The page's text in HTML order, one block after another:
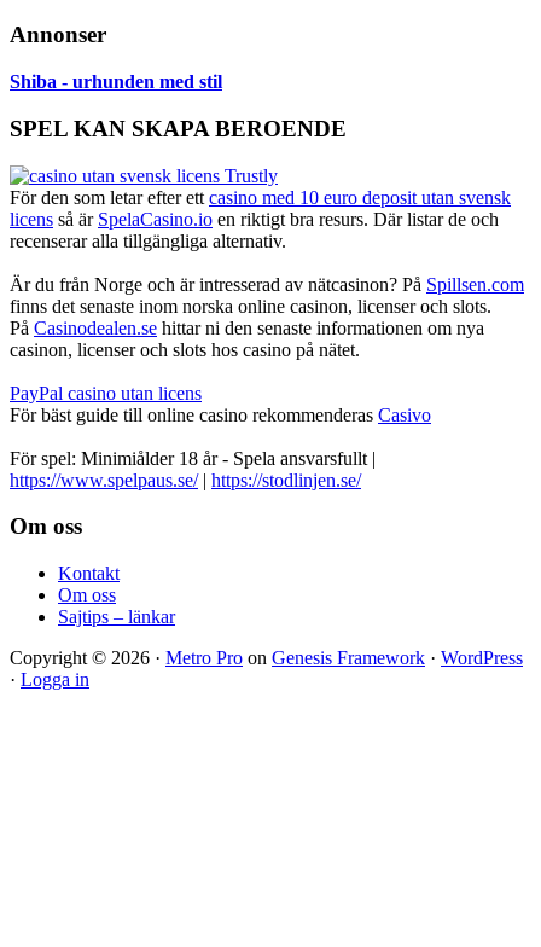
Annonser
Shiba - urhunden med stil
SPEL KAN SKAPA BEROENDE
För den som letar efter ett casino med 10 euro deposit utan svensk
licens så är SpelaCasino.io en riktigt bra resurs. Där listar de och
recenserar alla tillgängliga alternativ.
Är du från Norge och är intresserad av nätcasinon? På Spillsen.com
finns det senaste inom norska online casinon, licenser och slots.
På Casinodealen.se hittar ni den senaste informationen om nya
casinon, licenser och slots hos casino på nätet.
PayPal casino utan licens
För bäst guide till online casino rekommenderas Casivo
För spel: Minimiålder 18 år - Spela ansvarsfullt |
https://www.spelpaus.se/| https://stodlinjen.se/
Footer
Om oss
Kontakt
Om oss
Sajtips – länkar
Copyright © 2026 · Metro Pro on Genesis Framework · WordPress
· Logga in